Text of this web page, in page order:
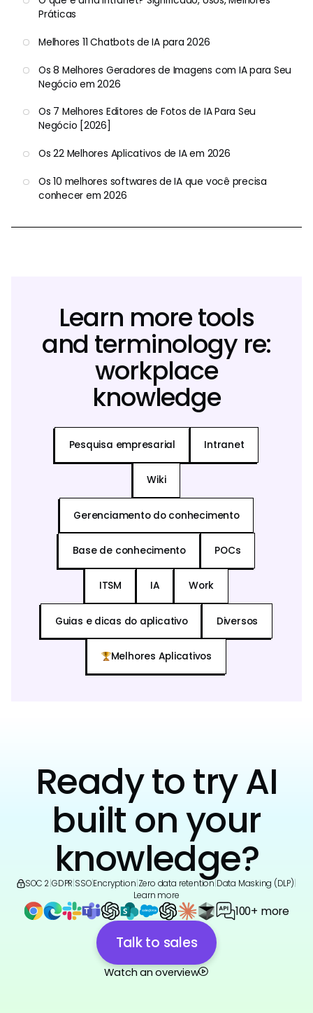
Práticas
Melhores 11 Chatbots de IA para 2026
Os 8 Melhores Geradores de Imagens com IA para Seu
Negócio em 2026
Os 7 Melhores Editores de Fotos de IA Para Seu
Negócio [2026]
Os 22 Melhores Aplicativos de IA em 2026
Os 10 melhores softwares de IA que você precisa
conhecer em 2026
Learn more tools
and terminology re:
workplace
knowledge
Pesquisa empresarial Intranet
Wiki
Gerenciamento do conhecimento
Base de conhecimento POCs
ITSM IA Work
Guias e dicas do aplicativo Diversos
Melhores Aplicativos
Ready to try AI
built on your
knowledge?
SOC 2 GDPR SSO|Encryption Zero data retention Data Masking (DLP)
Learn more
100+ more
Talk to sales
Watch an overview